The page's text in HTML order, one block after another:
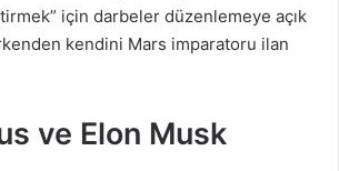
için darbeler düzenlemeye açık
kendini Mars imparatoru ilan
ve Elon Musk